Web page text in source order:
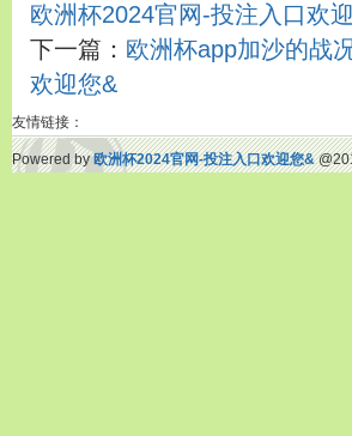
欧洲杯2024官网-投注入口欢
下一篇： 欧洲杯app加沙的战
欢迎您&
友情链接：
Powered by欧洲杯2024官网-投注入口欢迎您&